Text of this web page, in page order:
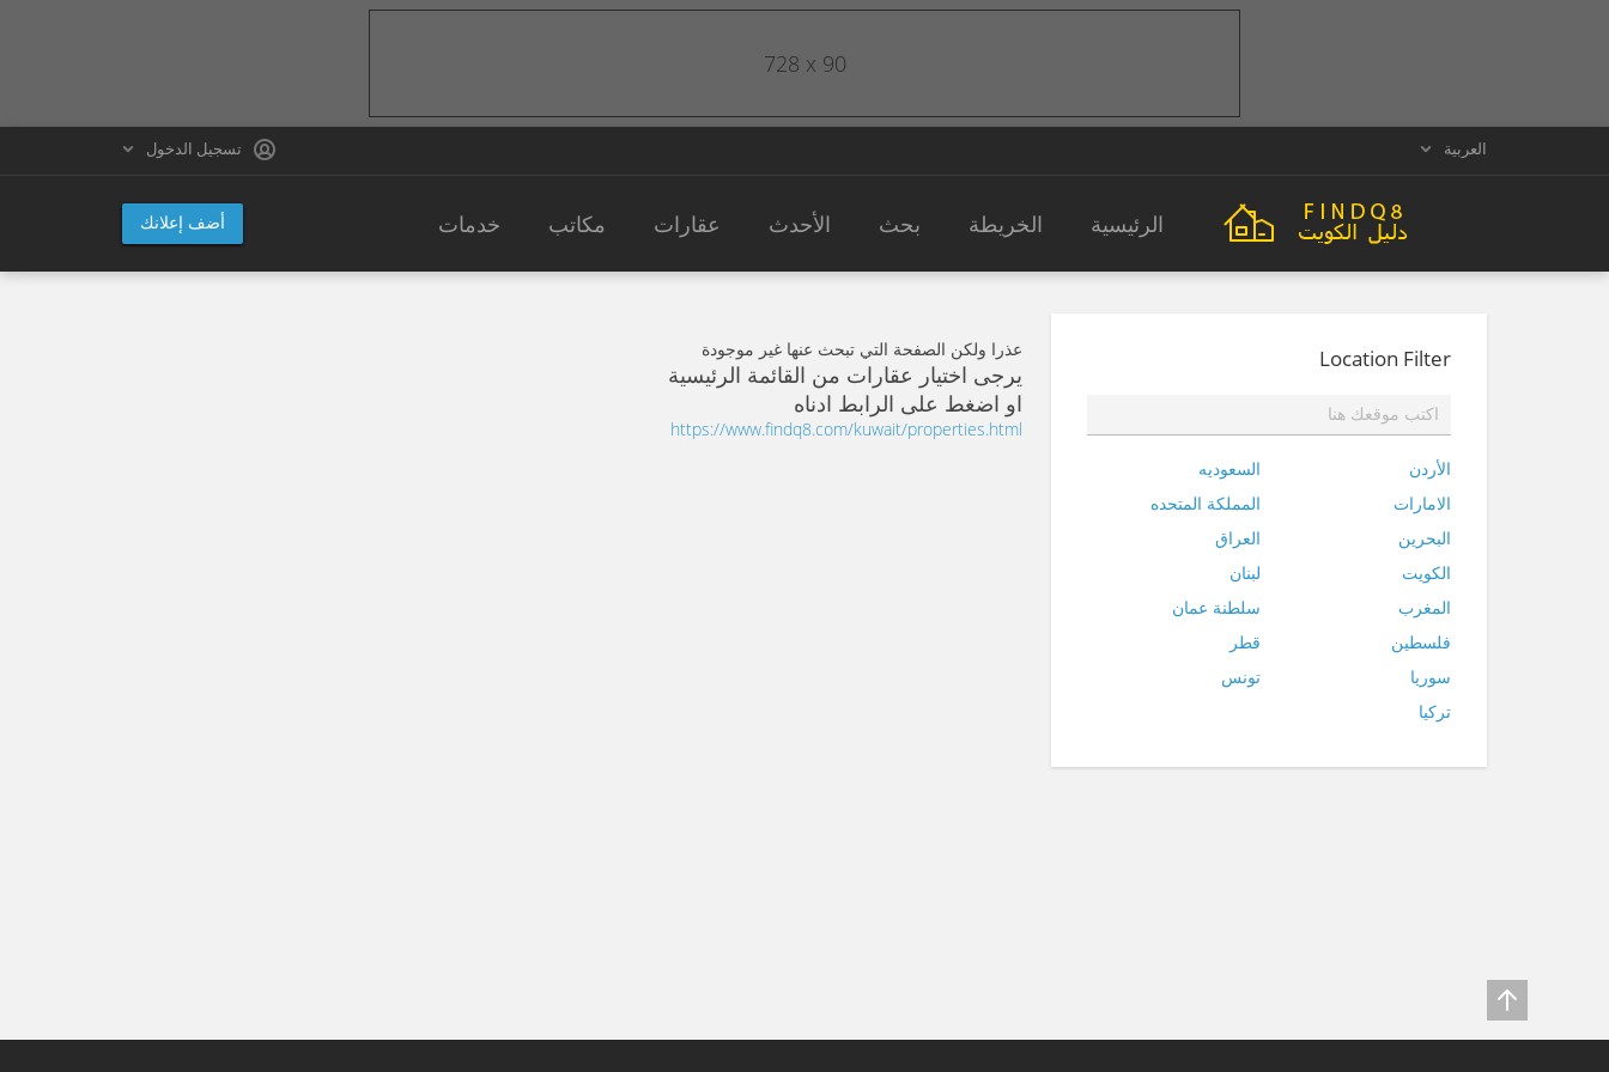
العربية تسجيل الدخول
أضف إعلانك الرئيسية الخريطة بحث الأحدث عقارات مكاتب خدمات
Location Filter
الأردن
السعوديه
الامارات
المملكة المتحده
البحرين
العراق
الكويت
لبنان
المغرب
سلطنة عمان
فلسطين
قطر
سوريا
تونس
تركيا
عذرا ولكن الصفحة التي تبحث عنها غير موجودة
يرجى اختيار عقارات من القائمة الرئيسية
او اضغط على الرابط ادناه
https://www.findq8.com/kuwait/properties.html
728 x 90